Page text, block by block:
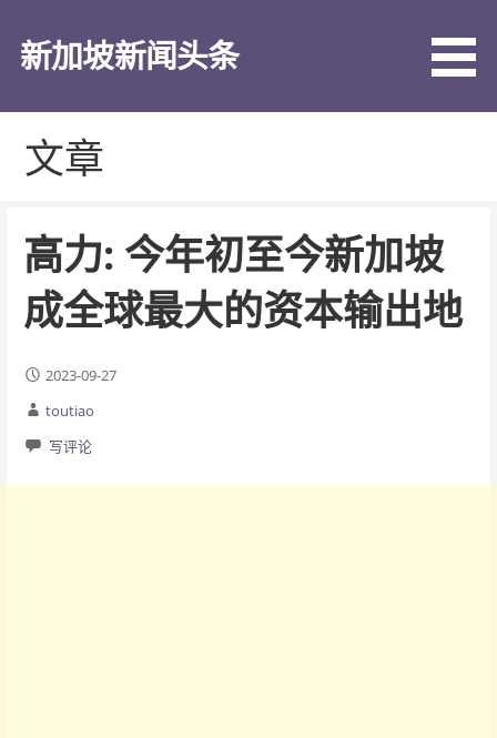
新加坡新闻头条
文章
高力: 今年初至今新加坡
成全球最大的资本输出地
2023-09-27
toutiao
写评论